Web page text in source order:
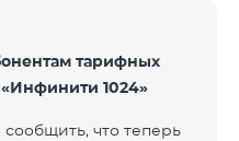
тарифных
1024»
что теперь